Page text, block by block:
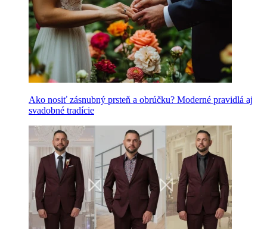
Ako nosiť zásnubný prsteň a obrúčku? Moderné pravidlá aj
svadobné tradície